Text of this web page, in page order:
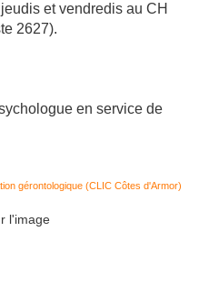
et vendredis au CH
2627).
en service de
gérontologique (CLIC Côtes d'Armor)
l'image